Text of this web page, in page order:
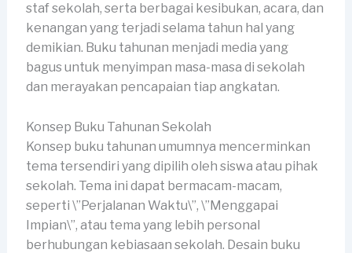
staf sekolah, serta berbagai kesibukan, acara, dan
kenangan yang terjadi selama tahun hal yang
demikian. Buku tahunan menjadi media yang
bagus untuk menyimpan masa-masa di sekolah
dan merayakan pencapaian tiap angkatan.
Konsep Buku Tahunan Sekolah
Konsep buku tahunan umumnya mencerminkan
tema tersendiri yang dipilih oleh siswa atau pihak
sekolah. Tema ini dapat bermacam-macam,
seperti \”Perjalanan Waktu\”, \”Menggapai
Impian\”, atau tema yang lebih personal
berhubungan kebiasaan sekolah. Desain buku